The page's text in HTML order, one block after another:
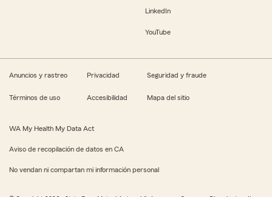
LinkedIn
YouTube
Anuncios y rastreo Privacidad Seguridad y fraude
Términos de uso Accesibilidad Mapa del sitio
WA My Health My Data Act
Aviso de recopilación de datos en CA
No vendan ni compartan mi información personal